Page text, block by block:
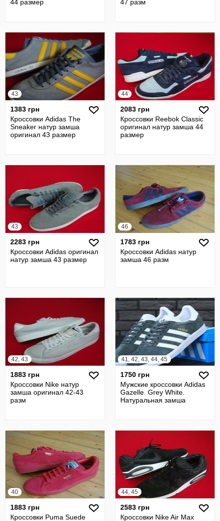
44 размер 47 разм
43
1383 грн
Кроссовки Adidas The
Sneaker натур замша
оригинал 43 размер
44
2083 грн
Кроссовки Reebok Classic
оригинал натур замша 44
размер
43
2283 грн
Кроссовки Adidas оригинал
натур замша 43 размер
46
1783 грн
Кроссовки Adidas натур
замша 46 разм
42, 43
1883 грн
Кроссовки Nike натур
замша оригинал 42-43
разм
41, 42, 43, 44, 45
1750 грн
Мужские кроссовки Adidas
Gazelle. Grey White.
Натуральная замша
40
1883 грн
Кроссовки Puma Suede
44, 45
2583 грн
Кроссовки Nike Air Max